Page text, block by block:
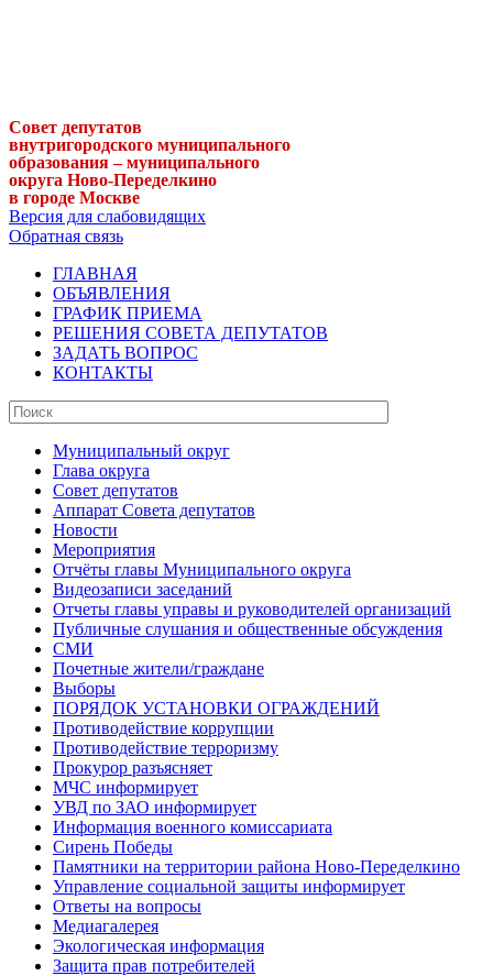
Совет депутатов
внутригородского муниципального
образования – муниципального
округа Ново-Переделкино
в городе Москве
Версия для слабовидящих
Обратная связь
ГЛАВНАЯ
ОБЪЯВЛЕНИЯ
ГРАФИК ПРИЕМА
РЕШЕНИЯ СОВЕТА ДЕПУТАТОВ
ЗАДАТЬ ВОПРОС
КОНТАКТЫ
Муниципальный округ
Глава округа
Совет депутатов
Аппарат Совета депутатов
Новости
Мероприятия
Отчёты главы Муниципального округа
Видеозаписи заседаний
Отчеты главы управы и руководителей организаций
Публичные слушания и общественные обсуждения
СМИ
Почетные жители/граждане
Выборы
ПОРЯДОК УСТАНОВКИ ОГРАЖДЕНИЙ
Противодействие коррупции
Противодействие терроризму
Прокурор разъясняет
МЧС информирует
УВД по ЗАО информирует
Информация военного комиссариата
Сирень Победы
Памятники на территории района Ново-Переделкино
Управление социальной защиты информирует
Ответы на вопросы
Медиагалерея
Экологическая информация
Защита прав потребителей